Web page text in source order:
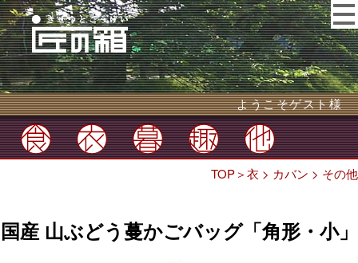
ようこそゲスト様
TOP＞衣 > カバン > その他
国産 山ぶどう蔓かごバッグ「角形・小」